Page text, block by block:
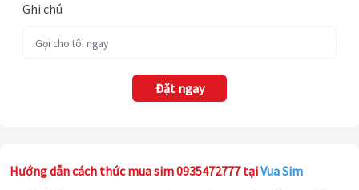
Ghi chú
Đặt ngay
Hướng dẫn cách thức mua sim 0935472777 tạiVua Sim